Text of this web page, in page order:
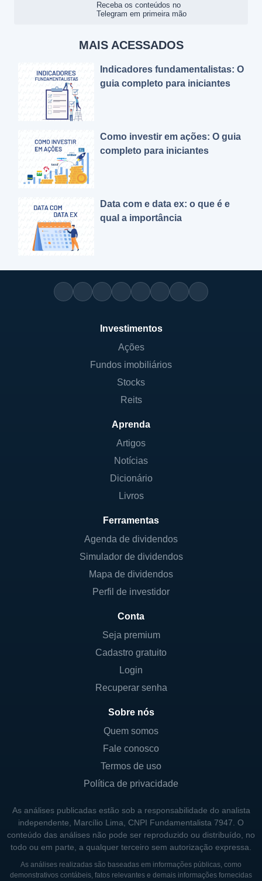
Receba os conteúdos no
Telegram em primeira mão
MAIS ACESSADOS
Indicadores fundamentalistas: O
guia completo para iniciantes
Como investir em ações: O guia
completo para iniciantes
Data com e data ex: o que é e
qual a importância
Investimentos
Ações
Fundos imobiliários
Stocks
Reits
Aprenda
Artigos
Notícias
Dicionário
Livros
Ferramentas
Agenda de dividendos
Simulador de dividendos
Mapa de dividendos
Perfil de investidor
Conta
Seja premium
Cadastro gratuito
Login
Recuperar senha
Sobre nós
Quem somos
Fale conosco
Termos de uso
Política de privacidade
As análises publicadas estão sob a responsabilidade do analista
independente, Marcílio Lima, CNPI Fundamentalista 7947. O
conteúdo das análises não pode ser reproduzido ou distribuído, no
todo ou em parte, a qualquer terceiro sem autorização expressa.
As análises realizadas são baseadas em informações públicas, como
demonstrativos contábeis, fatos relevantes e demais informações fornecidas